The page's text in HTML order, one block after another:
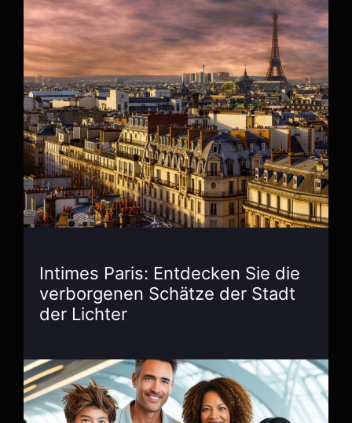
Intimes Paris: Entdecken Sie die
verborgenen Schätze der Stadt
der Lichter